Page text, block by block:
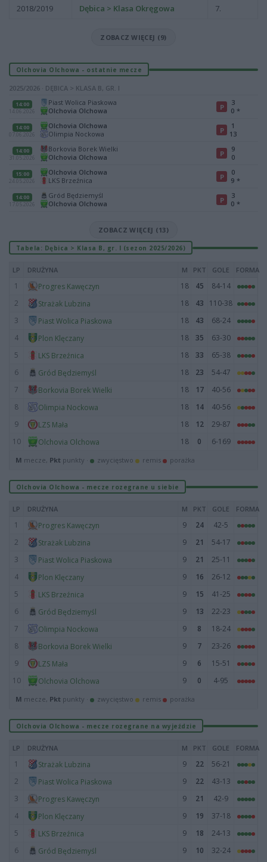
2018/2019 Dębica > Klasa Okręgowa 7.
ZOBACZ WIĘCEJ (9)
Olchovia Olchowa - ostatnie mecze
2025/2026 · DĘBICA > KLASA B, GR. I
14:00
14.06.2026
Piast Wolica Piaskowa
Olchovia Olchowa
P
3
0 *
14:00
07.06.2026
Olchovia Olchowa
Olimpia Nockowa
P
1
13
14:00
31.05.2026
Borkovia Borek Wielki
Olchovia Olchowa
P
9
0
15:00
24.05.2026
Olchovia Olchowa
LKS Brzeźnica
P
0
9 *
14:00
17.05.2026
Gród Będziemyśl
Olchovia Olchowa
P
3
0 *
ZOBACZ WIĘCEJ (13)
Tabela: Dębica > Klasa B, gr. I (sezon 2025/2026)
LP DRUŻYNA M PKT GOLE FORMA
1 Progres Kawęczyn 18 45
84-14
2
Strażak Lubzina 18 43
110-38
3
Piast Wolica Piaskowa 18 43
68-24
4
Plon Klęczany 18 35
63-30
5
LKS Brzeźnica 18 33
65-38
6
Gród Będziemyśl 18 23
54-47
7
Borkovia Borek Wielki 18 17
40-56
8
Olimpia Nockowa 18 14
40-56
9
LZS Mała 18 12
29-87
10
Olchovia Olchowa 18 0 6-169
M mecze, Pkt punkty · zwycięstwo remis porażka
Olchovia Olchowa - mecze rozegrane u siebie
LP DRUŻYNA M PKT GOLE FORMA
1 Progres Kawęczyn 9 24
42-5
2
Strażak Lubzina 9 21
54-17
3
Piast Wolica Piaskowa 9 21
25-11
4
Plon Klęczany 9 16
26-12
5
LKS Brzeźnica 9 15
41-25
6
Gród Będziemyśl 9 13
22-23
7
Olimpia Nockowa 9 8
18-24
8
Borkovia Borek Wielki 9 7
23-26
9
LZS Mała 9 6
15-51
10
Olchovia Olchowa 9 0 4-95
M mecze, Pkt punkty · zwycięstwo remis porażka
Olchovia Olchowa - mecze rozegrane na wyjeździe
LP DRUŻYNA M PKT GOLE FORMA
1 Strażak Lubzina 9 22
56-21
2
Piast Wolica Piaskowa 9 22
43-13
3
Progres Kawęczyn 9 21
42-9
4
Plon Klęczany 9 19
37-18
5
LKS Brzeźnica 9 18
24-13
6
Gród Będziemyśl 9 10
32-24